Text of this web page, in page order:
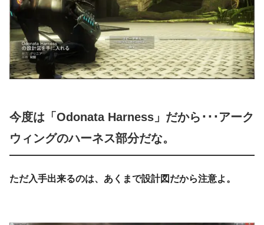
今度は「Odonata Harness」だから･･･アーク
ウィングのハーネス部分だな。
ただ入手出来るのは、あくまで設計図だから注意よ。